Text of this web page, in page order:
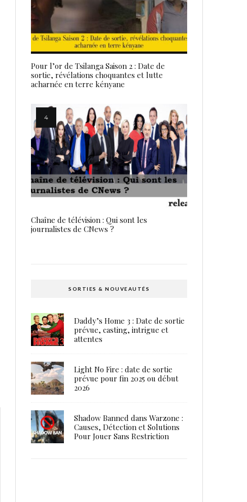
Pour l’or de Tsilanga Saison 2 : Date de
sortie, révélations choquantes et lutte
acharnée en terre kényane
Chaîne de télévision : Qui sont les
journalistes de CNews ?
SORTIES & NOUVEAUTÉS
Daddy’s Home 3 : Date de sortie
prévue, casting, intrigue et
attentes
Light No Fire : date de sortie
prévue pour fin 2025 ou début
2026
Shadow Banned dans Warzone :
Causes, Détection et Solutions
Pour Jouer Sans Restriction